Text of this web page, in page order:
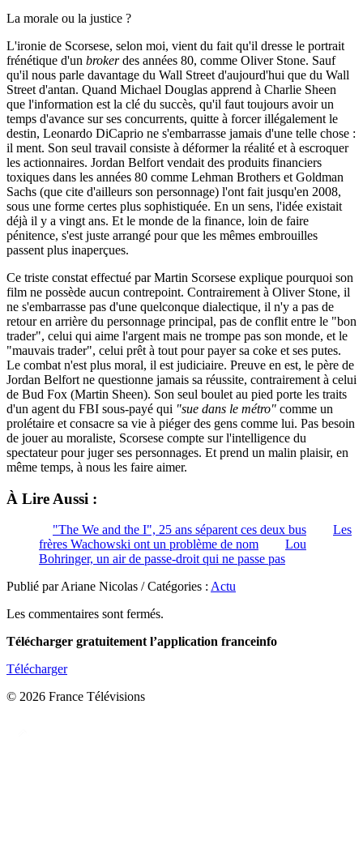
La morale ou la justice ?
L'ironie de Scorsese, selon moi, vient du fait qu'il dresse le portrait
frénétique d'un brokerdes années 80, comme Oliver Stone. Sauf
qu'il nous parle davantage du Wall Street d'aujourd'hui que du Wall
Street d'antan. Quand Michael Douglas apprend à Charlie Sheen
que l'information est la clé du succès, qu'il faut toujours avoir un
temps d'avance sur ses concurrents, quitte à forcer illégalement le
destin, Leonardo DiCaprio ne s'embarrasse jamais d'une telle chose :
il ment. Son seul travail consiste à déformer la réalité et à escroquer
les actionnaires. Jordan Belfort vendait des produits financiers
toxiques dans les années 80 comme Lehman Brothers et Goldman
Sachs (que cite d'ailleurs son personnage) l'ont fait jusqu'en 2008,
sous une forme certes plus sophistiquée. En un sens, l'idée existait
déjà il y a vingt ans. Et le monde de la finance, loin de faire
pénitence, s'est juste arrangé pour que les mêmes embrouilles
passent plus inaperçues.
Ce triste constat effectué par Martin Scorsese explique pourquoi son
film ne possède aucun contrepoint. Contrairement à Oliver Stone, il
ne s'embarrasse pas d'une quelconque dialectique, il n'y a pas de
retour en arrière du personnage principal, pas de conflit entre le "bon
trader", celui qui aime l'argent mais ne trompe pas son monde, et le
"mauvais trader", celui prêt à tout pour payer sa coke et ses putes.
Le combat n'est plus moral, il est judiciaire. Preuve en est, le père de
Jordan Belfort ne questionne jamais sa réussite, contrairement à celui
de Bud Fox (Martin Sheen). Son seul boulet au pied porte les traits
d'un agent du FBI sous-payé qui "sue dans le métro" comme un
prolétaire et consacre sa vie à piéger des gens comme lui. Pas besoin
de jouer au moraliste, Scorsese compte sur l'intelligence du
spectateur pour juger ses personnages. Et prend un malin plaisir, en
même temps, à nous les faire aimer.
À Lire Aussi :
"The We and the I", 25 ans séparent ces deux bus
Les
frères Wachowski ont un problème de nom
Lou
Bohringer, un air de passe-droit qui ne passe pas
Publié par Ariane Nicolas / Catégories : Actu
Les commentaires sont fermés.
Télécharger gratuitement l’application franceinfo
Télécharger
© 2026 France Télévisions